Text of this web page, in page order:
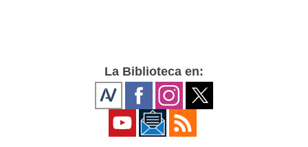
La Biblioteca en: